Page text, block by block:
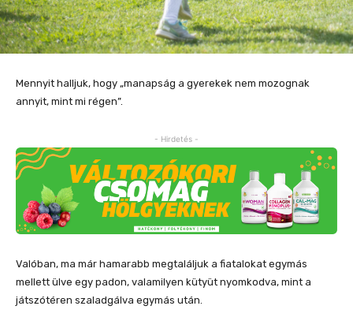
Mennyit halljuk, hogy „manapság a gyerekek nem mozognak
annyit, mint mi régen”.
- Hirdetés -
Valóban, ma már hamarabb megtaláljuk a fiatalokat egymás
mellett ülve egy padon, valamilyen kütyüt nyomkodva, mint a
játszótéren szaladgálva egymás után.